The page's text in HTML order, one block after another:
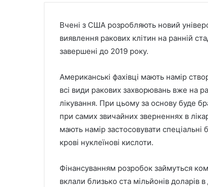
Вчені з США розробляють новий
виявлення ракових клітин на ранній
завершені до 2019 року.
Американські фахівці мають намір
всі види ракових захворювань вже на
лікування. При цьому за основу буде
при самих звичайних зверненнях в
мають намір застосовувати
крові нуклеїнові кислоти.
Фінансуванням розробок займуться
вклали близько ста мільйонів